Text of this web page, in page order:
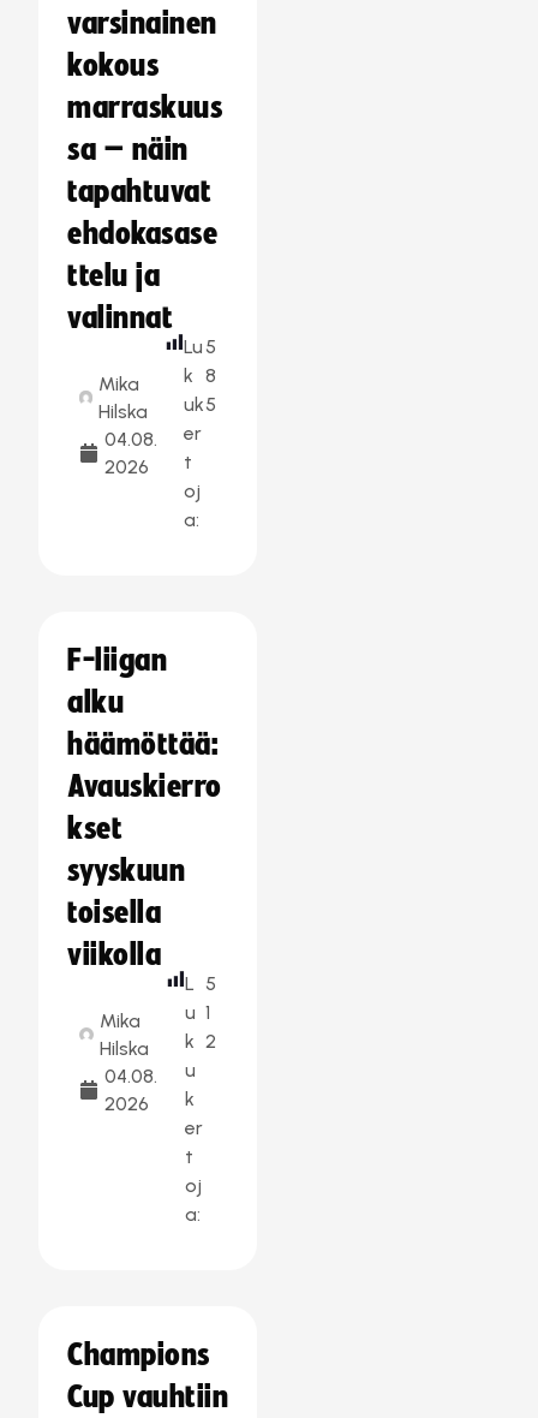
varsinainen
kokous
marraskuus
sa – näin
tapahtuvat
ehdokasase
ttelu ja
valinnat
Mika
Hilska
04.08.
2026
Lu
k
uk
er
t
oj
a:
5
8
5
F-liigan
alku
häämöttää:
Avauskierro
kset
syyskuun
toisella
viikolla
Mika
Hilska
04.08.
2026
L
u
k
u
k
er
t
oj
a:
5
1
2
Champions
Cup vauhtiin